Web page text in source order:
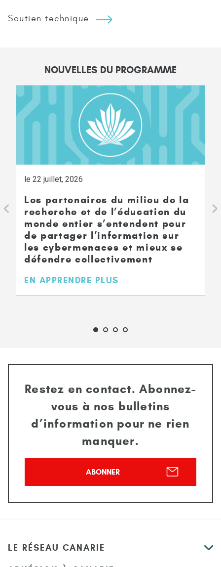
Soutien technique
NOUVELLES DU PROGRAMME
le 22 juillet, 2026
Les partenaires du milieu de la
recherche et de l’éducation du
monde entier s’entendent pour
de partager l’information sur
les cybermenaces et mieux se
défendre collectivement
EN APPRENDRE PLUS
Restez en contact. Abonnez-
vous à nos bulletins
d’information pour ne rien
manquer.
ABONNER
LE RÉSEAU CANARIE